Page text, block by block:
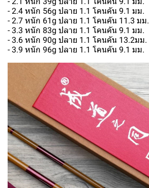
- 2.4 หนัก 56g ปลาย 1.1 โคนคัน 9.1 มม.
- 2.7 หนัก 61g ปลาย 1.1 โคนคัน 11.3 มม.
- 3.3 หนัก 83g ปลาย 1.1 โคนคัน 9.1 มม.
- 3.6 หนัก 90g ปลาย 1.1 โคนคัน 13.2มม.
- 3.9 หนัก 96g ปลาย 1.1 โคนคัน 9.1 มม.